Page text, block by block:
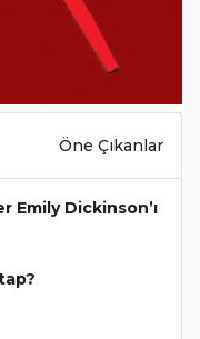
Öne Çıkanlar
Emily Dickinson’ı